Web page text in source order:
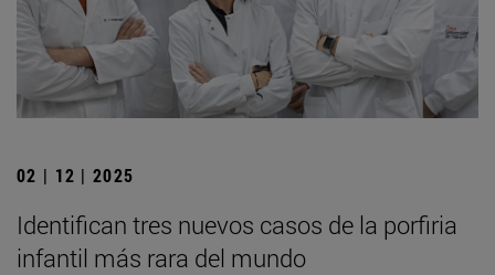
02 | 12 | 2025
Identifican tres nuevos casos de la porfiria
infantil más rara del mundo